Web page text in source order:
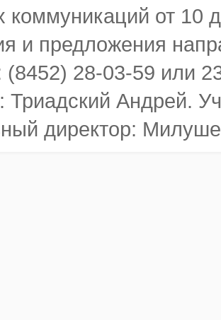
коммуникаций от 10
и предложения
28-03-59 или
Триадский Андрей.
директор: